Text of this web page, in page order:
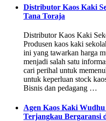
Distributor Kaos Kaki
Tana Toraja
Distributor Kaos Kaki
Produsen kaos kaki
ini yang tawarkan harga
menjadi salah satu
cari perihal untuk
untuk keperluan stock
Bisnis dan pedagang …
Agen Kaos Kaki
Terjangkau Bergaransi